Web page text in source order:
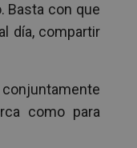
Basta con que
día, compartir
conjuntamente
como para